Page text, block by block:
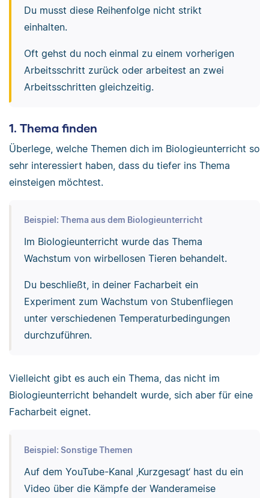
Du musst diese Reihenfolge nicht strikt
einhalten.
Oft gehst du noch einmal zu einem vorherigen
Arbeitsschritt zurück oder arbeitest an zwei
Arbeitsschritten gleichzeitig.
1. Thema finden
Überlege, welche Themen dich im Biologieunterricht so
sehr interessiert haben, dass du tiefer ins Thema
einsteigen möchtest.
Beispiel: Thema aus dem Biologieunterricht
Im Biologieunterricht wurde das Thema
Wachstum von wirbellosen Tieren behandelt.
Du beschließt, in deiner Facharbeit ein
Experiment zum Wachstum von Stubenfliegen
unter verschiedenen Temperaturbedingungen
durchzuführen.
Vielleicht gibt es auch ein Thema, das nicht im
Biologieunterricht behandelt wurde, sich aber für eine
Facharbeit eignet.
Beispiel: Sonstige Themen
Auf dem YouTube-Kanal ‚Kurzgesagt‘ hast du ein
Video über die Kämpfe der Wanderameise